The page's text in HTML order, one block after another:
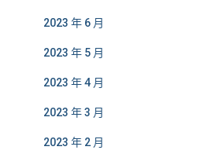
2023 年 6 月
2023 年 5 月
2023 年 4 月
2023 年 3 月
2023 年 2 月